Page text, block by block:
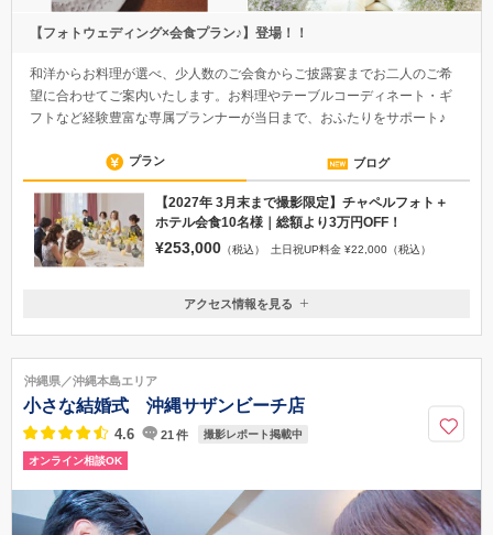
【フォトウェディング×会食プラン♪】登場！！
和洋からお料理が選べ、少人数のご会食からご披露宴までお二人のご希
望に合わせてご案内いたします。お料理やテーブルコーディネート・ギ
フトなど経験豊富な専属プランナーが当日まで、おふたりをサポート♪
プラン ブログ
【2027年 3月末まで撮影限定】チャペルフォト＋
ホテル会食10名様｜総額より3万円OFF！
¥253,000 （税込） 土日祝UP料金 ¥22,000（税込）
千葉県千葉市中央区中央1-11-1 ロイヤルパインズホテル千葉4F
徒歩約3分 京成電鉄 千葉中央駅より徒歩約5分 千葉中央公園が目印で
す。
043-222-1701
アクセス情報を見る
沖縄県／沖縄本島エリア
小さな結婚式 沖縄サザンビーチ店
4.6 21 件 撮影レポート掲載中
オンライン相談OK